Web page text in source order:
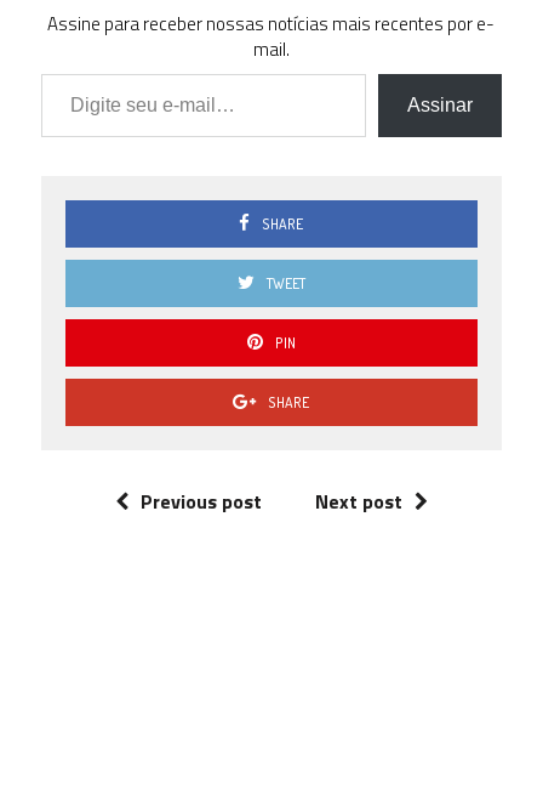
Assine para receber nossas notícias mais recentes por e-
mail.
Digite seu e-mail…
Assinar
SHARE
TWEET
PIN
SHARE
Previous post Next post